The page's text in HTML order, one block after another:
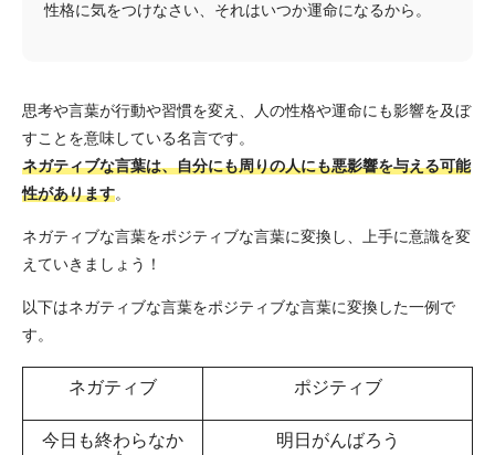
性格に気をつけなさい、それはいつか運命になるから。
思考や言葉が行動や習慣を変え、人の性格や運命にも影響を及ぼ
すことを意味している名言です。
ネガティブな言葉は、自分にも周りの人にも悪影響を与える可能
性があります。
ネガティブな言葉をポジティブな言葉に変換し、上手に意識を変
えていきましょう！
以下はネガティブな言葉をポジティブな言葉に変換した一例で
す。
ネガティブ ポジティブ
今日も終わらなか
明日がんばろう